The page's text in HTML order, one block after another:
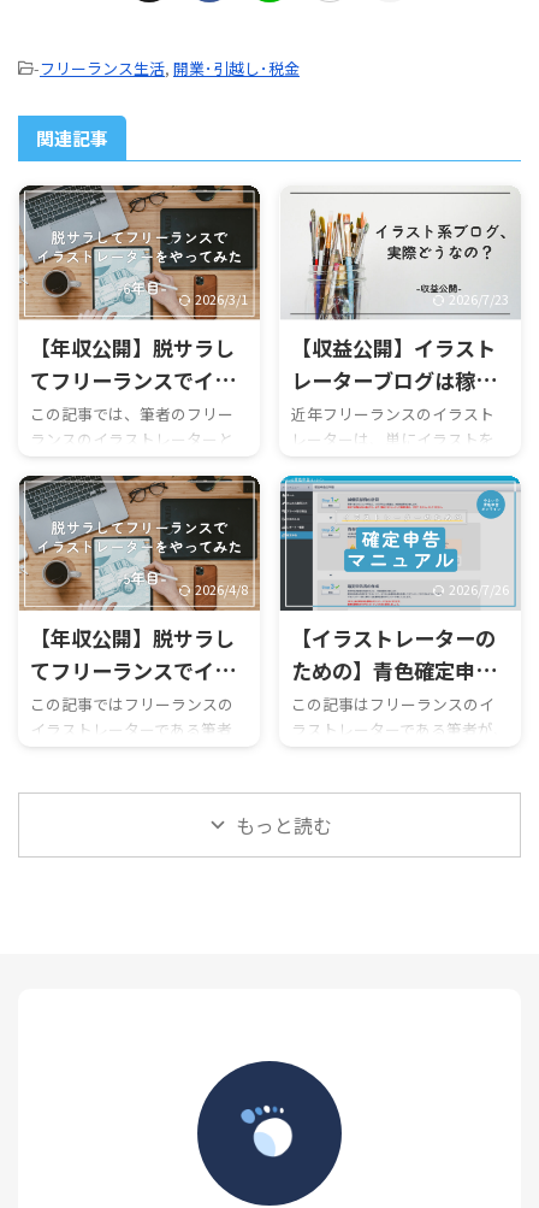
-フリーランス生活, 開業･引越し･税金
関連記事
2026/3/1
【年収公開】脱サラし
てフリーランスでイラ
ストレーターをやって
みた＜6年目＞
この記事では、筆者のフリー
ランスのイラストレーターと
しての6年目の業績を共有しま
す。 2025年の売上 フリーラン
ス6年目である2025年の事業売
上をこれまでの推移とともに
以下に示します。 内訳
[円]2020年2021年2022年2023
年2024年2025年企業(法人)案件
869,7043,768,6992,719,4324,1
91,3872,625,731560,443個人案
827,380368,500509,300599,00
00132,000BOOTH14,15612,97
2026/7/23
【収益公開】イラスト
レーターブログは稼げ
る？＜50記事時点＞
近年フリーランスのイラスト
レーターは、単にイラストを
描くだけでなく他の方法でも
マネタイズしないと生き残り
にくい環境になってきました。
ほとんどの人はNoteや
YouTubeから始めていると思い
ますが、ブログはどうなのか
気になっている方もいるのでは
ないでしょうか？ そこでこの
記事では、筆者がフリーラン
ス1年目から運営している当ブ
ログの収益の推移を公開し、
イラスト関連で収益を出しや
やすいジャンルについても言及
します。 イラスト系のブログ
2026/4/8
【年収公開】脱サラし
てフリーランスでイラ
ストレーターをやって
みた＜5年目＞
この記事ではフリーランスの
イラストレーターである筆者
が、5年間フリーでイラストレ
とを共有します。 5年間の売上
推移 2020年から2024年にかけ
2026/7/26
【イラストレーターの
ための】青色確定申告
マニュアル
この記事はフリーランスのイ
ラストレーターである筆者が、
備忘録として青色確定申告の
ため、内容の一部は個人の見
解であり正確ではない可能性
てください。 ここでは代表的
なもの3つを紹介しておきま
す。 製品クレジットカード･銀
行口座との連携機能見積･請求
書の作成機能年間 ...
もっと読む